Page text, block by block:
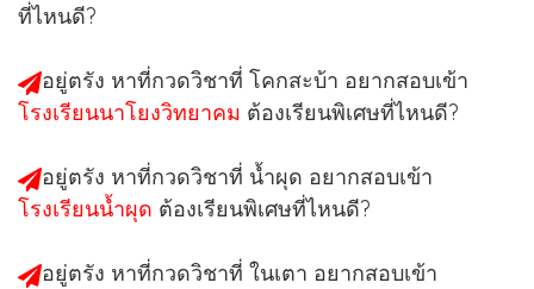
ที่ไหนดี?
อยู่ตรัง หาที่กวดวิชาที่ โคกสะบ้า อยากสอบเข้า
โรงเรียนนาโยงวิทยาคม ต้องเรียนพิเศษที่ไหนดี?
อยู่ตรัง หาที่กวดวิชาที่ น้ำผุด อยากสอบเข้า
โรงเรียนน้ำผุด ต้องเรียนพิเศษที่ไหนดี?
อยู่ตรัง หาที่กวดวิชาที่ ในเตา อยากสอบเข้า